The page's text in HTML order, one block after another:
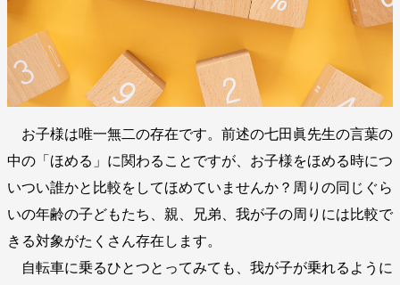
お子様は唯一無二の存在です。前述の七田眞先生の言葉の
中の「ほめる」に関わることですが、お子様をほめる時につ
いつい誰かと比較をしてほめていませんか？周りの同じぐら
いの年齢の子どもたち、親、兄弟、我が子の周りには比較で
きる対象がたくさん存在します。
自転車に乗るひとつとってみても、我が子が乗れるように